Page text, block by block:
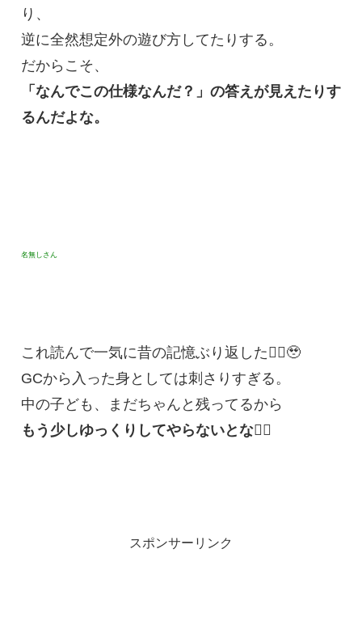
り、
逆に全然想定外の遊び方してたりする。
だからこそ、
「なんでこの仕様なんだ？」の答えが見えたりす
るんだよな。
名無しさん
これ読んで一気に昔の記憶ぶり返した🙂‍↕️🥹
GCから入った身としては刺さりすぎる。
中の子ども、まだちゃんと残ってるから
もう少しゆっくりしてやらないとな🙂‍↕️
スポンサーリンク